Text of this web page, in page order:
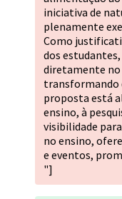
iniciativa de
plenamente
Como
dos
diretamente
transformando
proposta está
ensino, à
visibilidade
no ensino,
e eventos,
"]